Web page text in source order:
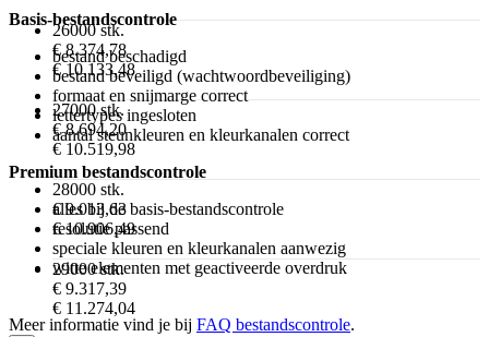
26000 stk.
€ 8.374,78
€ 10.133,48
27000 stk.
€ 8.694,20
€ 10.519,98
28000 stk.
€ 9.013,63
€ 10.906,49
29000 stk.
€ 9.317,39
€ 11.274,04
Basis-bestandscontrole
bestand beschadigd
bestand beveiligd (wachtwoordbeveiliging)
formaat en snijmarge correct
lettertypes ingesloten
aantal steunkleuren en kleurkanalen correct
Premium bestandscontrole
alles bij de basis-bestandscontrole
resolutie passend
speciale kleuren en kleurkanalen aanwezig
witte elementen met geactiveerde overdruk
Meer informatie vind je bij FAQ bestandscontrole.